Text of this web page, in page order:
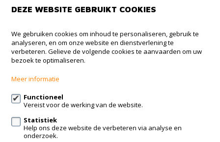
Animmo
Haachtsesteenweg 510 BUS 5
1910 Kampenhout
info@animmo.eu
Volg ons op:
DEZE WEBSITE GEBRUIKT COOKIES
We gebruiken cookies om inhoud te personaliseren, gebruik te
analyseren, en om onze website en dienstverlening te
verbeteren. Gelieve de volgende cookies te aanvaarden om uw
bezoek te optimaliseren.
Meer informatie
Functioneel
Vereist voor de werking van de website.
Statistiek
Help ons deze website de verbeteren via analyse en
onderzoek.